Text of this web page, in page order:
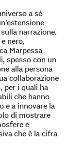
a sé
narrazione.
nero,
Marpessa
spesso con un
alla persona
collaborazione
per i quali ha
che hanno
e a innovare la
di mostrare
e
che è la cifra